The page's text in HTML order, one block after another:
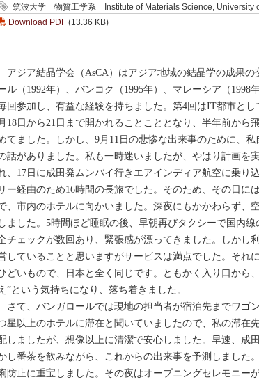
筑波大学 物質工学系 Institute of Materials Science, University
Download PDF (13.36 KB)
アジア結晶学会（AsCA）はアジア地域の結晶学の成果
ル（1992年）、バンコク（1995年）、マレーシア（
回参加し、有益な経験を持ちました。第4回はIT都市と
月18日から21日まで開かれることこととなり、半年前か
てました。しかし、9月11日の悲惨な出来事のために、
話がありました。私も一時迷いましたが、やはり計画を
、17日に成田発ムンバイ行きエアインディア航空に乗り
リー経由のため16時間の長旅でした。そのため、その日に
、市内のホテルに向かいました。深夜にもかかわらず、
しました。5時間ほど睡眠の後、早朝再びタクシーで国内
チェックが数回あり、緊張感が漂ってきました。しかし
していることと思いますがサービスは満点でした。それ
どいもので、日本と全く同じです。ともかく入り口から
”という気持ちになり、落ち着きました。
さて、バンガロールでは現地の担当者が宿泊先までワゴ
星以上のホテルに滞在と聞いていましたので、私の滞在
しましたが、想像以上に清潔で安心しました。早速、成
し番茶を飲みながら、これからの出来事を予測しました
防止に重宝しました。その夜はオープニングセレモニー